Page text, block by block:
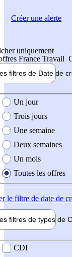
uniquement
France Travail
filtres de Date de
création de l'offre
Un jour
Trois jours
Une semaine
Deux semaines
Un mois
Toutes les offres
le filtre de date de
filtres de types de
contrat
CDI
Créer une alerte